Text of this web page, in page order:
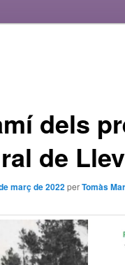
dels
de
març de 2022perTomàs